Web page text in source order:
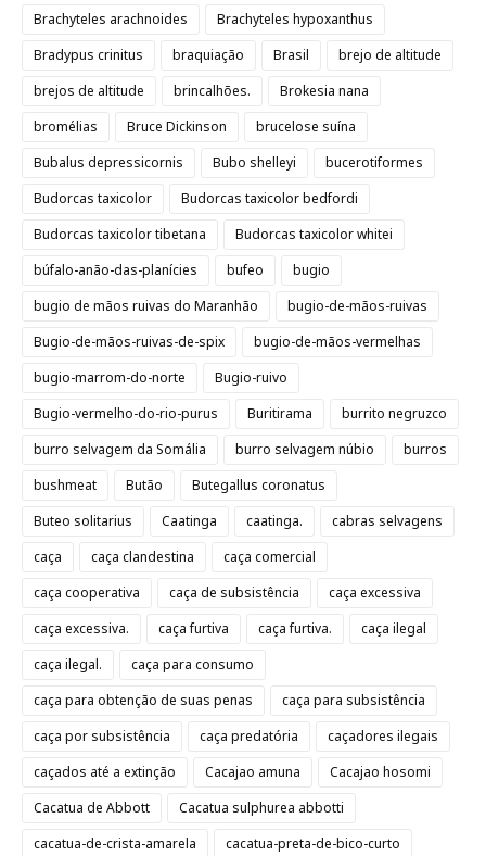
Brachyteles arachnoides
Brachyteles hypoxanthus
Bradypus crinitus
braquiação Brasil
brejo de altitude
brejos de altitude
brincalhões.
Brokesia nana
bromélias
Bruce Dickinson
brucelose suína
Bubalus depressicornis
Bubo shelleyi
bucerotiformes
Budorcas taxicolor
Budorcas taxicolor bedfordi
Budorcas taxicolor tibetana
Budorcas taxicolor whitei
búfalo-anão-das-planícies
bufeo
bugio
bugio de mãos ruivas do Maranhão
bugio-de-mãos-ruivas
Bugio-de-mãos-ruivas-de-spix
bugio-de-mãos-vermelhas
bugio-marrom-do-norte
Bugio-ruivo
Bugio-vermelho-do-rio-purus
Buritirama
burrito negruzco
burro selvagem da Somália
burro selvagem núbio
burros
bushmeat
Butão
Butegallus coronatus
Buteo solitarius
Caatinga caatinga.
cabras selvagens
caça
caça clandestina
caça comercial
caça cooperativa
caça de subsistência
caça excessiva
caça excessiva.
caça furtiva caça furtiva.
caça ilegal
caça ilegal.
caça para consumo
caça para obtenção de suas penas
caça para subsistência
caça por subsistência
caça predatória
caçadores ilegais
caçados até a extinção
Cacajao amuna
Cacajao hosomi
Cacatua de Abbott
Cacatua sulphurea abbotti
cacatua-de-crista-amarela
cacatua-preta-de-bico-curto